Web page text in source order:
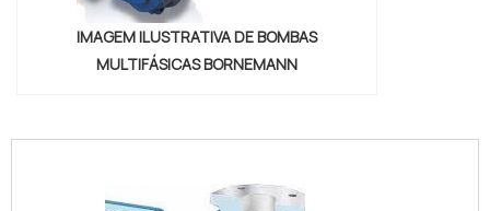
IMAGEM ILUSTRATIVA DE BOMBAS
MULTIFÁSICAS BORNEMANN